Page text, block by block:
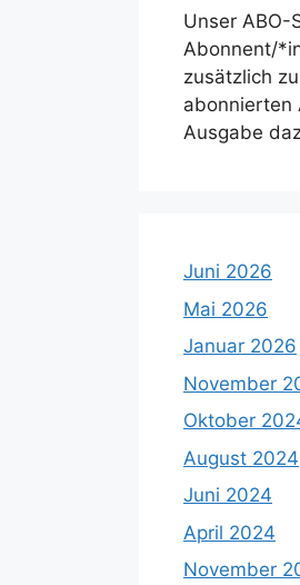
Unser ABO-
Abonnent/
zusätzlich
abonnierten
Ausgabe
Juni 2026
Mai 2026
Januar 2026
November
Oktober
August 2024
Juni 2024
April 2024
November